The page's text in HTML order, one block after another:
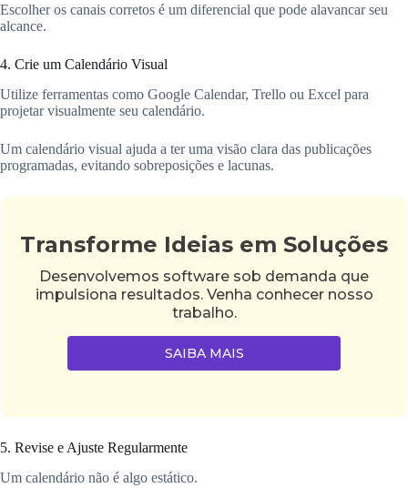
Escolher os canais corretos é um diferencial que pode alavancar seu
alcance.
4. Crie um Calendário Visual
Utilize ferramentas como Google Calendar, Trello ou Excel para
projetar visualmente seu calendário.
Um calendário visual ajuda a ter uma visão clara das publicações
programadas, evitando sobreposições e lacunas.
Transforme Ideias em Soluções
Desenvolvemos software sob demanda que
impulsiona resultados. Venha conhecer nosso
trabalho.
SAIBA MAIS
5. Revise e Ajuste Regularmente
Um calendário não é algo estático.